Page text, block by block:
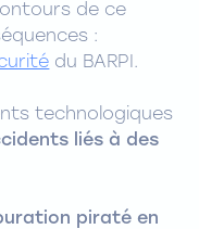
de ce
:
du BARPI.
technologiques
liés à des
piraté en